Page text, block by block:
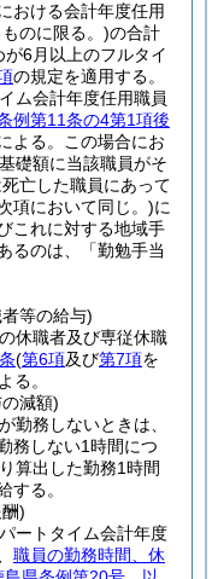
おける会計年度任用
のに限る。)の合計
6月以上のフルタイ
の規定を適用する。
ム会計年度任用職員
例第11条の4第1項後
よる。
この場合にお
礎額に当該職員がそ
亡した職員にあって
項において同じ。)に
これに対する地域手
るのは、「勤勉手当
等の給与)
休職者及び専従休職
(第6項及び第7項を
る。
減額)
勤務しないときは、
務しない1時間につ
算出した勤務1時間
する。
)
ートタイム会計年度
職員の勤務時間、休